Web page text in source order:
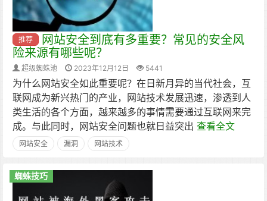
推荐
网站安全到底有多重要？常见的安全风
险来源有哪些呢？
超级蜘蛛池 2023年12月12日 5441
为什么网站安全如此重要呢？在日新月异的当代社会，互
联网成为新兴热门的产业，网站技术发展迅速，渗透到人
类生活的各个方面，越来越多的事情需要通过互联网来完
成。与此同时，网站安全问题也就日益突出 查看全文
网站安全 漏洞 网站技术
蜘蛛技巧